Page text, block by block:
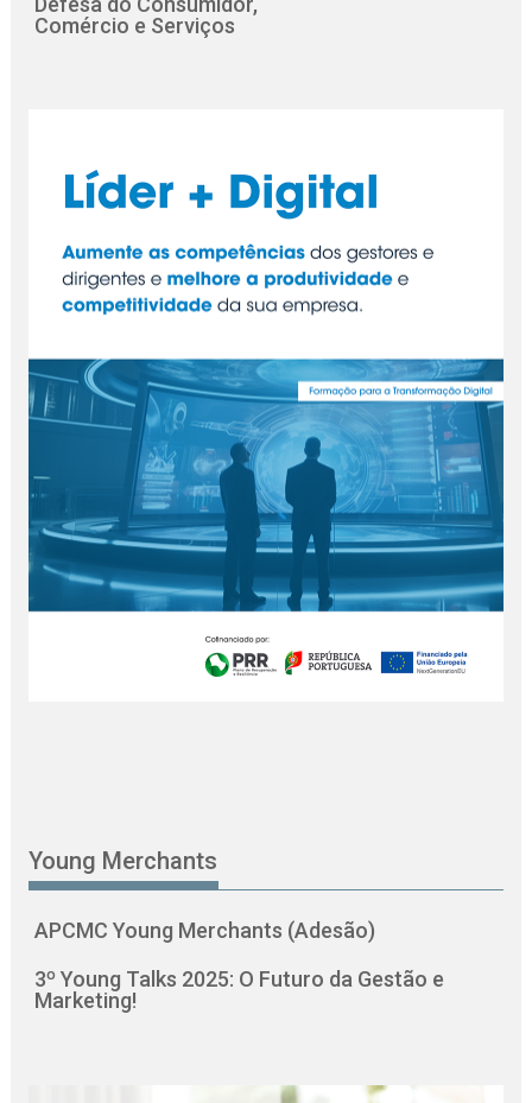
Comércio e Serviços
Young Merchants
APCMC Young Merchants (Adesão)
3º Young Talks 2025: O Futuro da Gestão e
Marketing!